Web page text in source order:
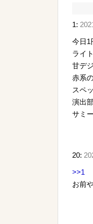
1:
今日1
ライ
甘デ
赤系
スペ
演出
サミ
20:
>>1
お前